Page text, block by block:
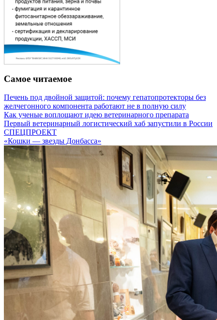
Самое читаемое
Печень под двойной защитой: почему гепатопротекторы без
желчегонного компонента работают не в полную силу
Как ученые воплощают идею ветеринарного препарата
Первый ветеринарный логистический хаб запустили в России
СПЕЦПРОЕКТ
«Кошки — звезды Донбасса»